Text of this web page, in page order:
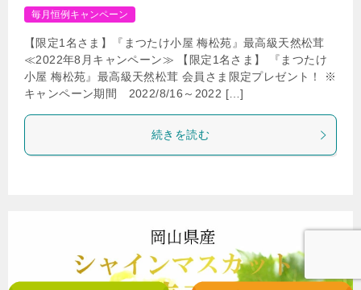
毎月恒例キャンペーン
【限定1名さま】『まつたけ小屋 梅松苑』最高級天然松茸
≪2022年8月キャンペーン≫ 【限定1名さま】 『まつたけ
小屋 梅松苑』最高級天然松茸 会員さま限定プレゼント！ ※
キャンペーン期間 2022/8/16～2022 […]
続きを読む